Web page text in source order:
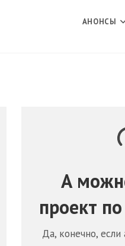
АНОНСЫ
А
проект по
Да, конечно,